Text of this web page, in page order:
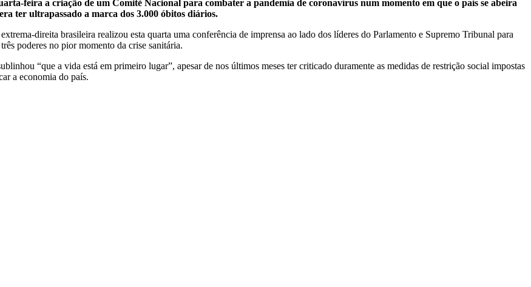
feira a criação de um Comité Nacional para combater a pandemia de coronavírus num momento em que o país se abeira
ter ultrapassado a marca dos 3.000 óbitos diários.
direita brasileira realizou esta quarta uma conferência de imprensa ao lado dos líderes do Parlamento e Supremo Tribunal para
poderes no pior momento da crise sanitária.
“que a vida está em primeiro lugar”, apesar de nos últimos meses ter criticado duramente as medidas de restrição social impostas
a economia do país.